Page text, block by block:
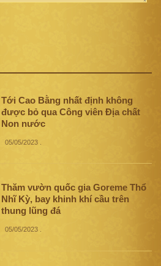
Tới Cao Bằng nhất định không
được bỏ qua Công viên Địa chất
Non nước
05/05/2023
Thăm vườn quốc gia Goreme Thổ
Nhĩ Kỳ, bay khinh khí cầu trên
thung lũng đá
05/05/2023